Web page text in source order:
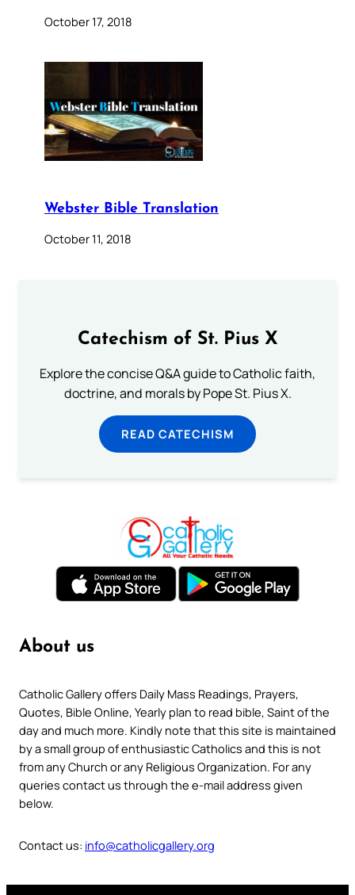
October 17, 2018
Webster Bible Translation
October 11, 2018
Catechism of St. Pius X
Explore the concise Q&A guide to Catholic faith,
doctrine, and morals by Pope St. Pius X.
READ CATECHISM
About us
Catholic Gallery offers Daily Mass Readings, Prayers,
Quotes, Bible Online, Yearly plan to read bible, Saint of the
day and much more. Kindly note that this site is maintained
by a small group of enthusiastic Catholics and this is not
from any Church or any Religious Organization. For any
queries contact us through the e-mail address given
below.
Contact us: info@catholicgallery.org